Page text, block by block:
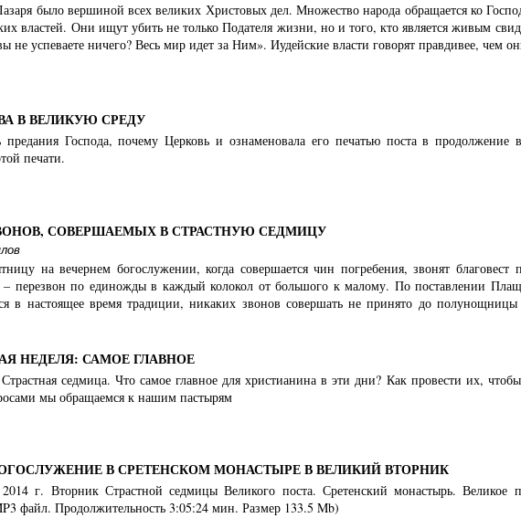
было вершиной всех великих Христовых дел. Множество народа обращается ко
властей. Они ищут убить не только Подателя жизни, но и того, кто является живым
не успеваете ничего? Весь мир идет за Ним». Иудейские власти говорят правдивее, чем
В ВЕЛИКУЮ СРЕДУ
Господа, почему Церковь и ознаменовала его печатью поста в продолжение
печати.
СОВЕРШАЕМЫХ В СТРАСТНУЮ СЕДМИЦУ
на вечернем богослужении, когда совершается чин погребения, звонят
– перезвон по единожды в каждый колокол от большого к малому. По поставлении
в настоящее время традиции, никаких звонов совершать не принято до полунощницы
НЕДЕЛЯ: САМОЕ ГЛАВНОЕ
седмица. Что самое главное для христианина в эти дни? Как провести их,
мы обращаемся к нашим пастырям
В СРЕТЕНСКОМ МОНАСТЫРЕ В ВЕЛИКИЙ ВТОРНИК
г. Вторник Страстной седмицы Великого поста. Сретенский монастырь. Великое
файл. Продолжительность 3:05:24 мин. Размер 133.5 Mb)